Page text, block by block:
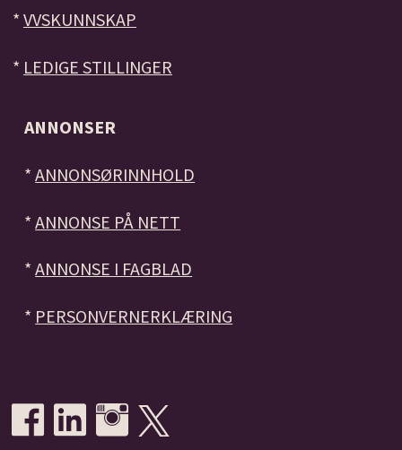
* VVSKUNNSKAP
* LEDIGE STILLINGER
ANNONSER
*ANNONSØRINNHOLD
*ANNONSE PÅ NETT
*ANNONSE I FAGBLAD
* PERSONVERNERKLÆRING